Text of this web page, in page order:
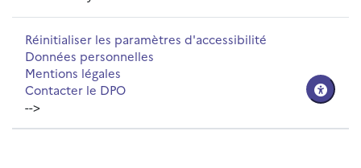
Réinitialiser les paramètres d'accessibilité
Données personnelles
Mentions légales
Contacter le DPO
-->